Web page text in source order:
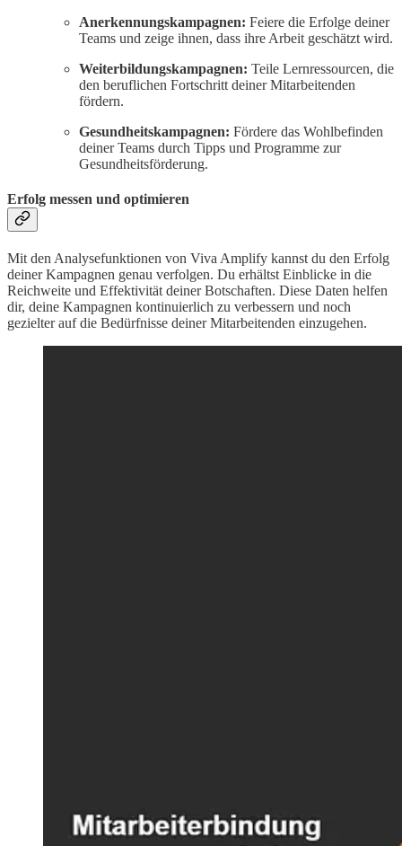
Anerkennungskampagnen: Feiere die Erfolge deiner
Teams und zeige ihnen, dass ihre Arbeit geschätzt wird.
Weiterbildungskampagnen: Teile Lernressourcen, die
den beruflichen Fortschritt deiner Mitarbeitenden
fördern.
Gesundheitskampagnen: Fördere das Wohlbefinden
deiner Teams durch Tipps und Programme zur
Gesundheitsförderung.
Erfolg messen und optimieren
Mit den Analysefunktionen von Viva Amplify kannst du den Erfolg
deiner Kampagnen genau verfolgen. Du erhältst Einblicke in die
Reichweite und Effektivität deiner Botschaften. Diese Daten helfen
dir, deine Kampagnen kontinuierlich zu verbessern und noch
gezielter auf die Bedürfnisse deiner Mitarbeitenden einzugehen.